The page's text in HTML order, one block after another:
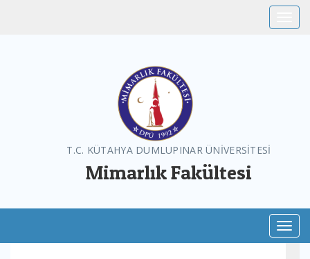
T.C. KÜTAHYA DUMLUPINAR ÜNİVERSİTESİ
Mimarlık Fakültesi